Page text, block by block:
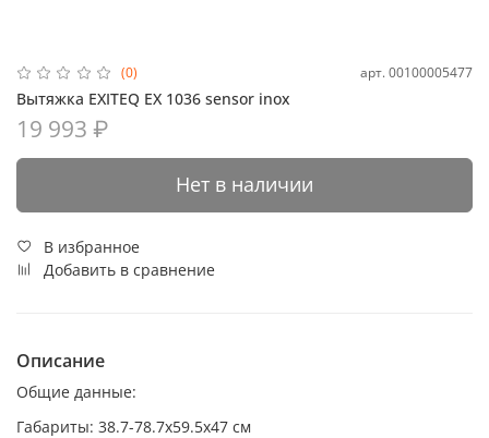
(0) арт. 00100005477
Вытяжка EXITEQ EX 1036 sensor inox
19 993 ₽
Нет в наличии
В избранное
Добавить в сравнение
Описание
Общие данные:
Габариты: 38.7-78.7x59.5x47 см